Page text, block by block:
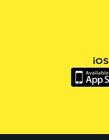
iOS